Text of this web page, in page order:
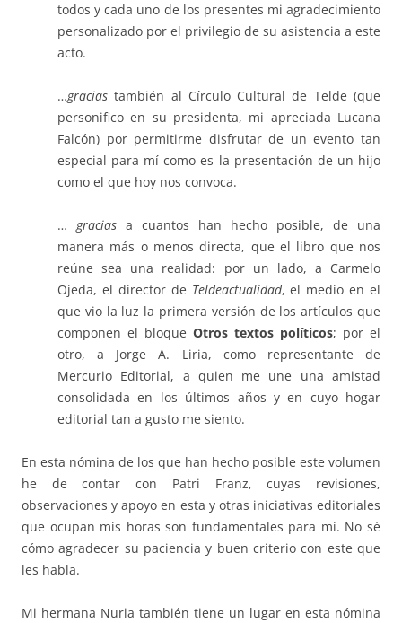
todos y cada uno de los presentes mi agradecimiento
personalizado por el privilegio de su asistencia a este
acto.
…gracias también al Círculo Cultural de Telde (que
personifico en su presidenta, mi apreciada Lucana
Falcón) por permitirme disfrutar de un evento tan
especial para mí como es la presentación de un hijo
como el que hoy nos convoca.
… gracias a cuantos han hecho posible, de una
manera más o menos directa, que el libro que nos
reúne sea una realidad: por un lado, a Carmelo
Ojeda, el director de Teldeactualidad, el medio en el
que vio la luz la primera versión de los artículos que
componen el bloque Otros textos políticos; por el
otro, a Jorge A. Liria, como representante de
Mercurio Editorial, a quien me une una amistad
consolidada en los últimos años y en cuyo hogar
editorial tan a gusto me siento.
En esta nómina de los que han hecho posible este volumen
he de contar con Patri Franz, cuyas revisiones,
observaciones y apoyo en esta y otras iniciativas editoriales
que ocupan mis horas son fundamentales para mí. No sé
cómo agradecer su paciencia y buen criterio con este que
les habla.
Mi hermana Nuria también tiene un lugar en esta nómina